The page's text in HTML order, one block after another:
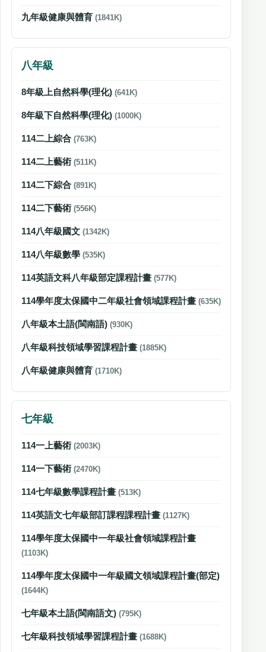
九年級健康與體育 (1841K)
八年級
8年級上自然科學(理化) (641K)
8年級下自然科學(理化) (1000K)
114二上綜合 (763K)
114二上藝術 (511K)
114二下綜合 (891K)
114二下藝術 (556K)
114八年級國文 (1342K)
114八年級數學 (535K)
114英語文科八年級部定課程計畫 (577K)
114學年度太保國中二年級社會領域課程計畫 (635K)
八年級本土語(閩南語) (930K)
八年級科技領域學習課程計畫 (1885K)
八年級健康與體育 (1710K)
七年級
114一上藝術 (2003K)
114一下藝術 (2470K)
114七年級數學課程計畫 (513K)
114英語文七年級部訂課程課程計畫 (1127K)
114學年度太保國中一年級社會領域課程計畫
(1103K)
114學年度太保國中一年級國文領域課程計畫(部定)
(1644K)
七年級本土語(閩南語文) (795K)
七年級科技領域學習課程計畫 (1688K)